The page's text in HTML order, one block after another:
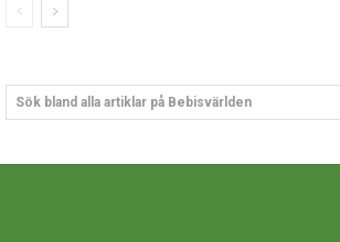
Sök bland alla artiklar på Bebisvärlden